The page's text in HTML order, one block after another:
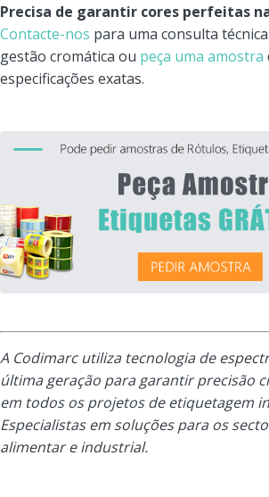
Precisa de garantir cores perfeitas
Contacte-nos para uma consulta
gestão cromática ou peça uma amostra
especificações exatas.
A Codimarc utiliza tecnologia de
última geração para garantir precisão
em todos os projetos de etiquetagem
Especialistas em soluções para os
alimentar e industrial.